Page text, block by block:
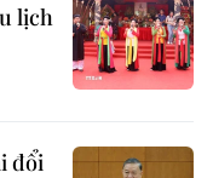
lịch
đổi